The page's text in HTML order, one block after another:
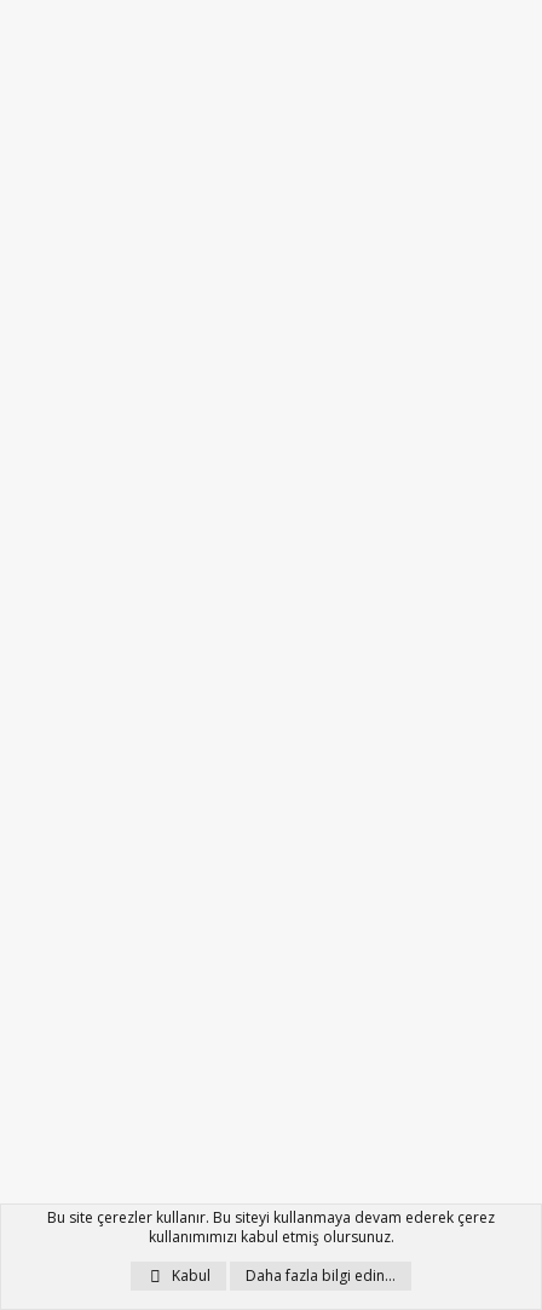
Bu site çerezler kullanır. Bu siteyi kullanmaya devam ederek çerez
kullanımımızı kabul etmiş olursunuz.
Kabul
Daha fazla bilgi edin…